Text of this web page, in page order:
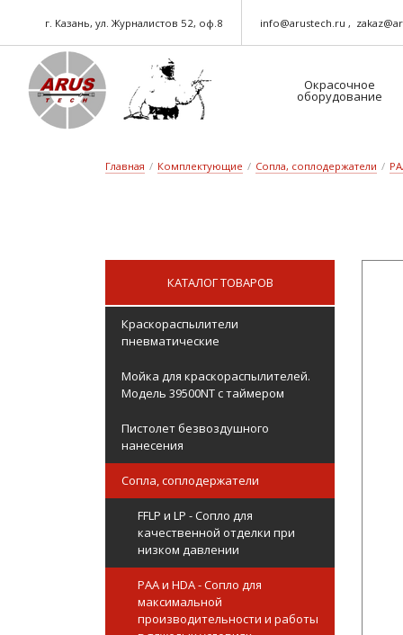
г. Казань, ул. Журналистов 52, оф.8 info@arustech.ru
Окрасочное
оборудование
Главная / Комплектующие / Сопла, соплодержатели /
КАТАЛОГ ТОВАРОВ
Краскораспылители
пневматические
Мойка для краскораспылителей.
Модель 39500NT с таймером
Пистолет безвоздушного
нанесения
Сопла, соплодержатели
FFLP и LP - Сопло для
качественной отделки при
низком давлении
PAA и HDA - Сопло для
максимальной
производительности и работы